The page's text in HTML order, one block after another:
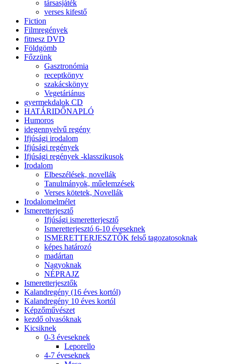
társasjáték
verses kifestő
Fiction
Filmregények
fitnesz DVD
Földgömb
Főzzünk
Gasztronómia
receptkönyv
szakácskönyv
Vegetáriánus
gyermekdalok CD
HATÁRIDŐNAPLÓ
Humoros
idegennyelvű regény
Ifjúsági irodalom
Ifjúsági regények
Ifjúsági regények -klasszikusok
Irodalom
Elbeszélések, novellák
Tanulmányok, műelemzések
Verses kötetek, Novellák
Irodalomelmélet
Ismeretterjesztő
Ifjúsági ismeretterjesztő
Ismeretterjesztó 6-10 éveseknek
ISMERETTERJESZTŐK felső tagozatosoknak
képes határozó
madártan
Nagyoknak
NÉPRAJZ
Ismeretterjesztők
Kalandregény (16 éves kortól)
Kalandregény 10 éves kortól
Képzőművészet
kezdő olvasóknak
Kicsiknek
0-3 éveseknek
Leporello
4-7 éveseknek